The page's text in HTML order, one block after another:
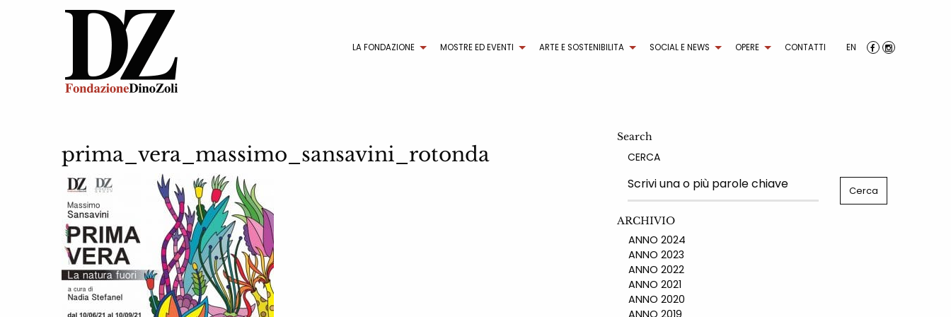
LA FONDAZIONE MOSTRE ED EVENTI ARTE E SOSTENIBILITA SOCIAL E NEWS OPERE CONTATTI EN
prima_vera_massimo_sansavini_rotonda
Search
CERCA
ARCHIVIO
ANNO 2024
ANNO 2023
ANNO 2022
ANNO 2021
ANNO 2020